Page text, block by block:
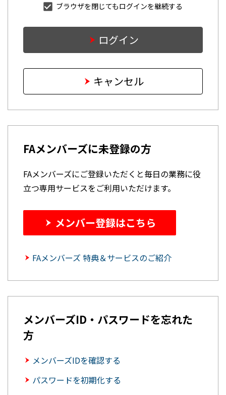
ブラウザを閉じてもログインを継続する
ログイン
キャンセル
FAメンバーズに未登録の方
FAメンバーズにご登録いただくと毎日の業務に役
立つ専用サービスをご利用いただけます。
メンバー登録はこちら
FAメンバーズ 特典＆サービスのご紹介
メンバーズID・パスワードを忘れた
方
メンバーズIDを確認する
パスワードを初期化する